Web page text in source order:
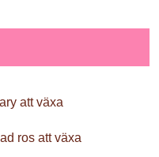
att växa
ros att växa